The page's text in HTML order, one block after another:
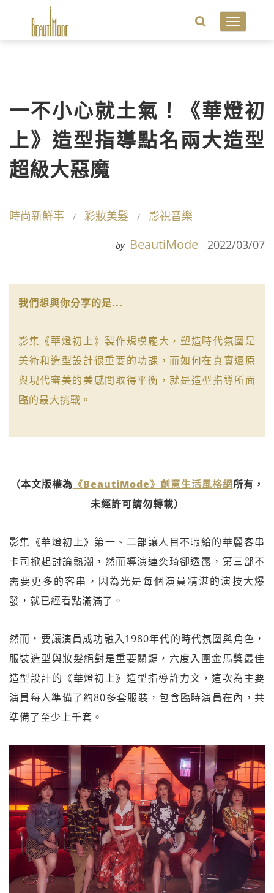
Toggle
一不小心就土氣！《華燈初
上》造型指導點名兩大造型
超級大惡魔
時尚新鮮事 彩妝美髮 影視音樂
by BeautiMode 2022/03/07
我們想與你分享的是...
影集《華燈初上》製作規模龐大，塑造時代氛圍是
美術和造型設計很重要的功課，而如何在真實還原
與現代審美的美感間取得平衡，就是造型指導所面
臨的最大挑戰。
（本文版權為 《BeautiMode》創意生活風格網所有，
未經許可請勿轉載）
影集《華燈初上》第一、二部讓人目不暇給的華麗客串
卡司掀起討論熱潮，然而導演連奕琦卻透露，第三部不
需要更多的客串，因為光是每個演員精湛的演技大爆
發，就已經看點滿滿了。
然而，要讓演員成功融入1980年代的時代氛圍與角色，
服裝造型與妝髮絕對是重要關鍵，六度入圍金馬獎最佳
造型設計的《華燈初上》造型指導許力文，這次為主要
演員每人準備了約80多套服裝，包含臨時演員在內，共
準備了至少上千套。